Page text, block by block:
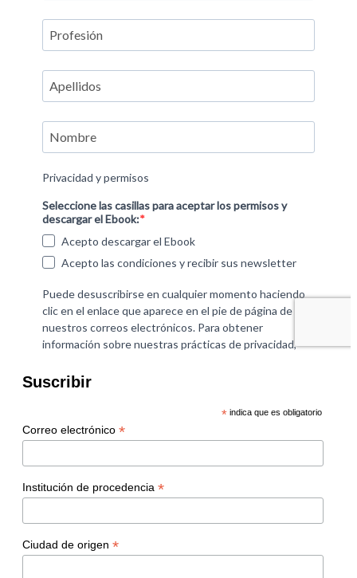
Suscribir
* indica que es obligatorio
Correo electrónico *
Institución de procedencia *
Ciudad de origen *